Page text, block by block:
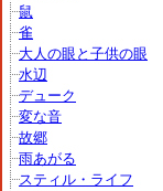
鼠
雀
大人の眼と子供の眼
水辺
デューク
変な音
故郷
雨あがる
スティル・ライフ